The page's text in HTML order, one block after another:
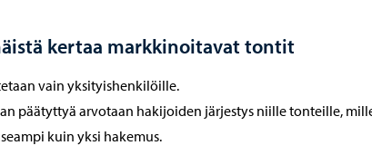
kertaa markkinoitavat tontit
vain yksityishenkilöille.
päätyttyä arvotaan hakijoiden järjestys niille tonteille,
kuin yksi hakemus.